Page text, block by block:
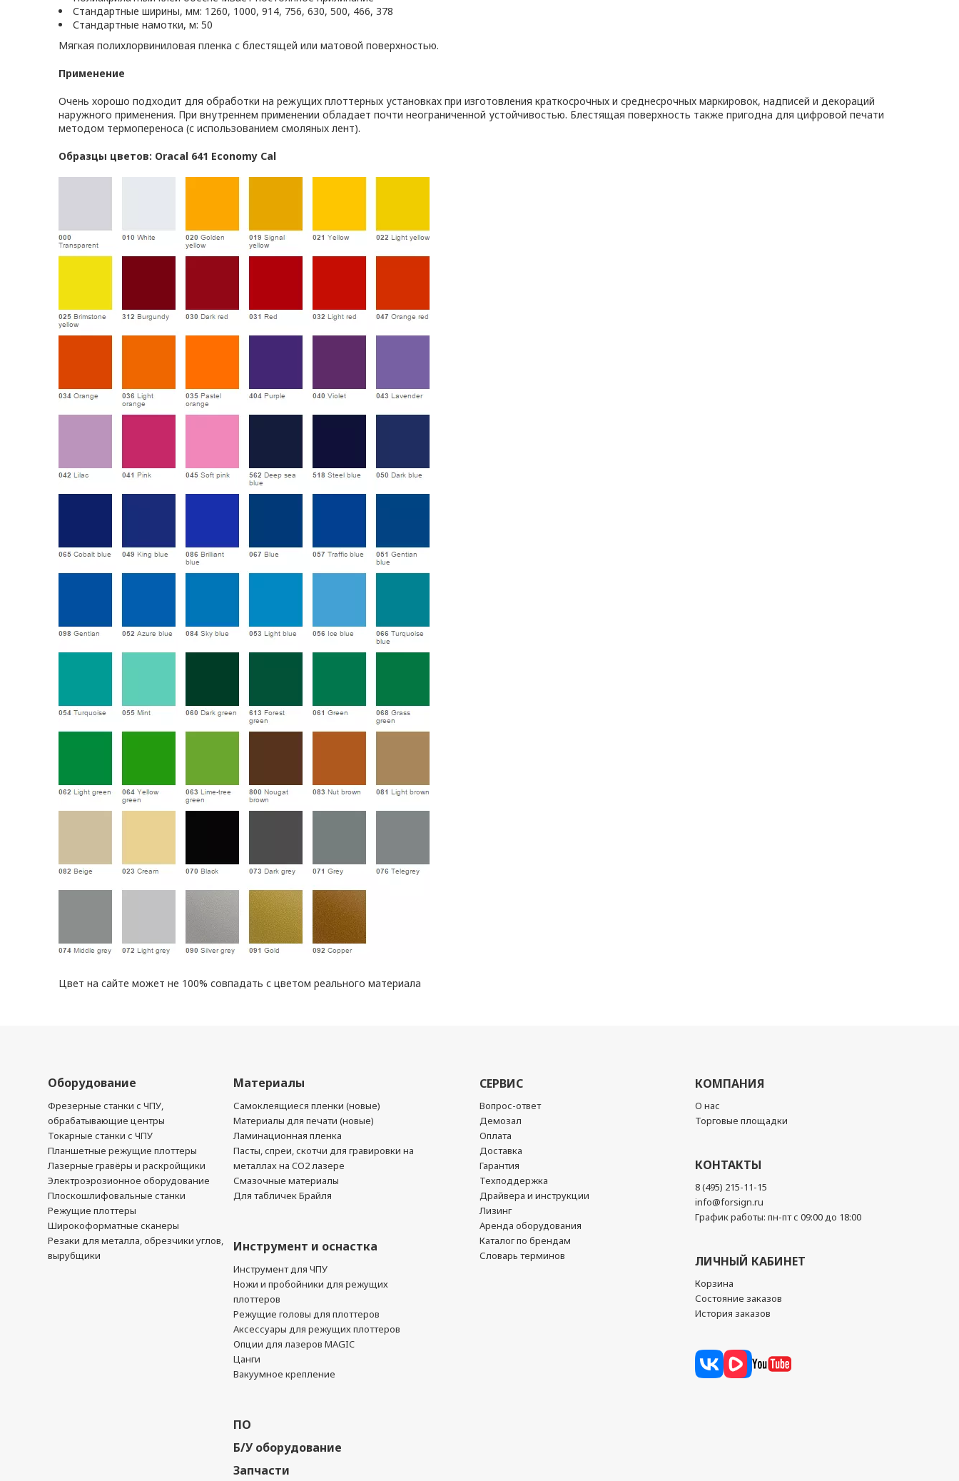
Стандартные ширины, мм: 1260, 1000, 914, 756, 630, 500, 466, 378
Стандартные намотки, м: 50
Мягкая полихлорвиниловая пленка с блестящей или матовой поверхностью.
Применение
Очень хорошо подходит для обработки на режущих плоттерных установках при изготовления краткосрочных и среднесрочных маркировок, надписей и декораций
наружного применения. При внутреннем применении обладает почти неограниченной устойчивостью. Блестящая поверхность также пригодна для цифровой печати
методом термопереноса (с использованием смоляных лент).
Образцы цветов: Oracal 641 Economy Cal
Цвет на сайте может не 100% совпадать с цветом реального материала
Оборудование
Фрезерные станки с ЧПУ,
обрабатывающие центры
Токарные станки с ЧПУ
Планшетные режущие плоттеры
Лазерные гравёры и раскройщики
Электроэрозионное оборудование
Плоскошлифовальные станки
Режущие плоттеры
Широкоформатные сканеры
Резаки для металла, обрезчики углов,
вырубщики
Материалы
Самоклеящиеся пленки (новые)
Материалы для печати (новые)
Ламинационная пленка
Пасты, спреи, скотчи для гравировки на
металлах на CO2 лазере
Смазочные материалы
Для табличек Брайля
Инструмент и оснастка
Инструмент для ЧПУ
Ножи и пробойники для режущих
плоттеров
Режущие головы для плоттеров
Аксессуары для режущих плоттеров
Опции для лазеров MAGIC
Цанги
Вакуумное крепление
ПО
Б/У оборудование
Запчасти
СЕРВИС
Вопрос-ответ
Демозал
Оплата
Доставка
Гарантия
Техподдержка
Драйвера и инструкции
Лизинг
Аренда оборудования
Каталог по брендам
Словарь терминов
КОМПАНИЯ
О нас
Торговые площадки
КОНТАКТЫ
8 (495) 215-11-15
info@forsign.ru
График работы: пн-пт с 09:00 до 18:00
ЛИЧНЫЙ КАБИНЕТ
Корзина
Состояние заказов
История заказов